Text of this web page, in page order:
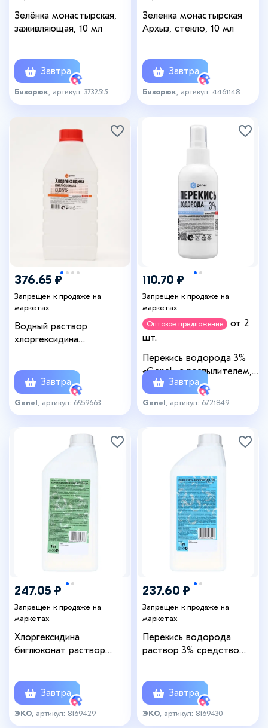
Зелёнка монастырская,
заживляющая, 10 мл
Завтра
Бизорюк , артикул: 3732515
Зеленка монастырская
Архыз, стекло, 10 мл
Завтра
Бизорюк , артикул: 4461148
376.65 ₽
Запрещен к продаже на
маркетах
Водный раствор
хлоргексидина
Завтра
Genel , артикул: 6959663
110.70 ₽
Запрещен к продаже на
маркетах
Оптовое предложение
от 2
шт.
Перекись водорода 3%
«Genel» с распылителем,
150 млЗавтра
Genel , артикул: 6721849
247.05 ₽
Запрещен к продаже на
маркетах
Хлоргексидина
биглюконат раствор
Завтра
ЭКО , артикул: 8169429
237.60 ₽
Запрещен к продаже на
маркетах
Перекись водорода
раствор 3% средство
Завтра
ЭКО , артикул: 8169430